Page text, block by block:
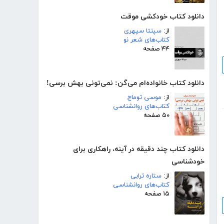
دانلود کتاب خودکشی موقت
از: سپنتا سپهری
کتاب‌های شعر نو
۴۴ صفحه
دانلود کتاب خانواده‌ام می‌گن: نمی‌تونی بهش برسی!
از: موسی توماج
کتاب‌های روانشناسی
۵۰ صفحه
دانلود کتاب چند دقیقه در آینه، راهکاری برای
خودشناسی
از: ستاره ترابی
کتاب‌های روانشناسی
۱۵ صفحه